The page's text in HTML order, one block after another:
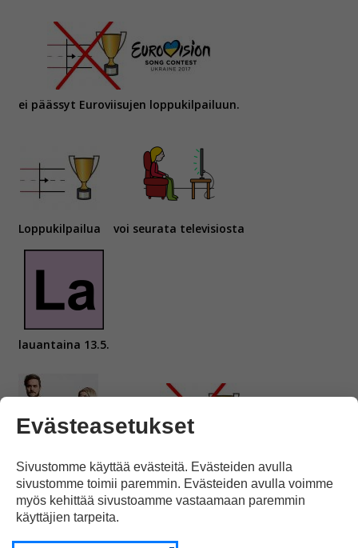
ei päässyt Euroviisujen loppukilpailuun.
Loppukilpailua voi seurata televisiosta
lauantaina 13.5.
Norma Johnin karsiutuminen loppukilpailusta
Evästeasetukset
Sivustomme käyttää evästeitä. Evästeiden avulla
sivustomme toimii paremmin. Evästeiden avulla voimme
myös kehittää sivustoamme vastaamaan paremmin
käyttäjien tarpeita.